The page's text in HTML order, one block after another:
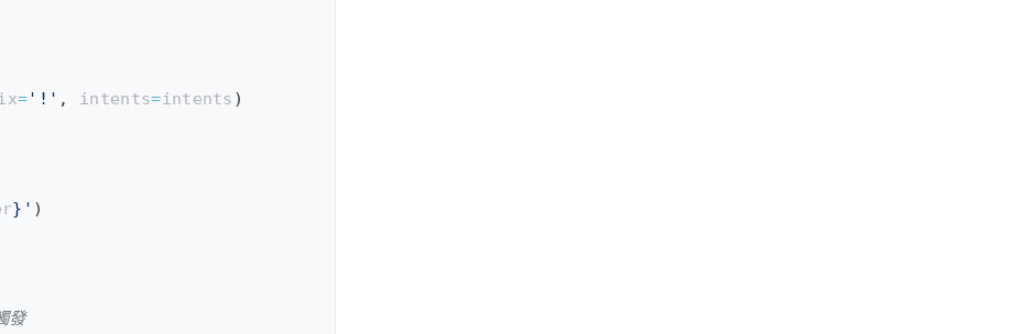
='!' , intents=intents )
} ' )
發